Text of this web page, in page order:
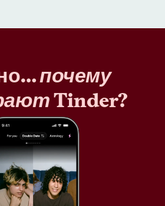
почему
Tinder?